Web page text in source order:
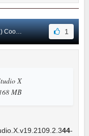
#13 1
X
MB
44-